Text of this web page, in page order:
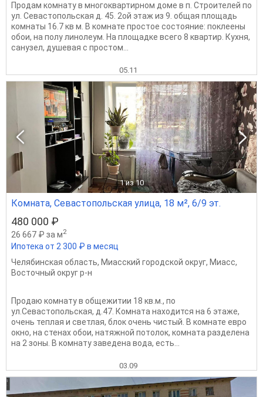
Продам комнату в многоквартирном доме в п. Строителей по
ул. Севастопольская д. 45. 2ой этаж из 9. общая площадь
комнаты 16.7 кв м. В комнате простое состояние: поклеены
обои, на полу линолеум. На площадке всего 8 квартир. Кухня,
санузел, душевая с простом...
05.11
1 из 10
Комната, Севастопольская улица, 18 м², 6/9 эт.
480 000 ₽
26 667 ₽ за м2
Ипотека от 2 300 ₽ в месяц
Челябинская область, Миасский городской округ, Миасс,
Восточный округ р-н
Продаю комнату в общежитии 18 кв.м., по
ул.Севастопольская, д.47. Комната находится на 6 этаже,
очень теплая и светлая, блок очень чистый. В комнате евро
окно, на стенах обои, натяжной потолок, комната разделена
на 2 зоны. В комнату заведена вода, есть...
03.09